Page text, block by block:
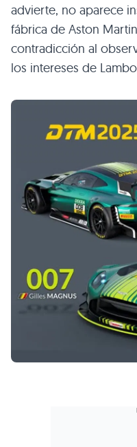
advierte, no aparece
fábrica de Aston
contradicción al
los intereses de